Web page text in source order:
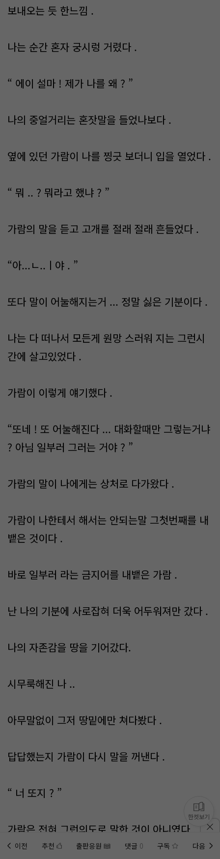
보내오는 듯 한느낌 .
나는 순간 혼자 궁시렁 거렸다 .
“ 에이 설마 ! 제가 나를 왜 ? ”
나의 중얼거리는 혼잣말을 들었나보다 .
옆에 있던 가람이 나를 찡긋 보더니 입을 열었다 .
“ 뭐 .. ? 뭐라고 했냐 ? ”
가람의 말을 듣고 고개를 절래 절래 흔들었다 .
“아...ㄴ..ㅣ야 . ”
또다 말이 어눌해지는거 ... 정말 싫은 기분이다 .
나는 다 떠나서 모든게 원망 스러워 지는 그런시
간에 살고있었다 .
가람이 이렇게 얘기했다 .
“또네 ! 또 어눌해진다 ... 대화할때만 그렇는거냐
? 아님 일부러 그러는 거야 ? ”
가람의 말이 나에게는 상처로 다가왔다 .
가람이 나한테서 해서는 안되는말 그첫번째를 내
뱉은 것이다 .
바로 일부러 라는 금지어를 내뱉은 가람 .
난 나의 기분에 사로잡혀 더욱 어두워져만 갔다 .
나의 자존감을 땅을 기어갔다.
시무룩해진 나 ..
아무말없이 그저 땅밑에만 쳐다봤다 .
답답했는지 가람이 다시 말을 꺼낸다 .
“ 너 또지 ? ”
가람은 전혀 그런의도로 말한 것이 아니였다 .
이전 추천 출판응원 댓글 0 구독 다음
한컷보기
홈에미노벨 웹추가하기 미노벨 앱설치하기